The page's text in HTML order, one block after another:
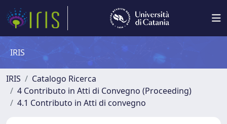
IRIS
IRIS
Catalogo Ricerca
4 Contributo in Atti di Convegno (Proceeding)
4.1 Contributo in Atti di convegno